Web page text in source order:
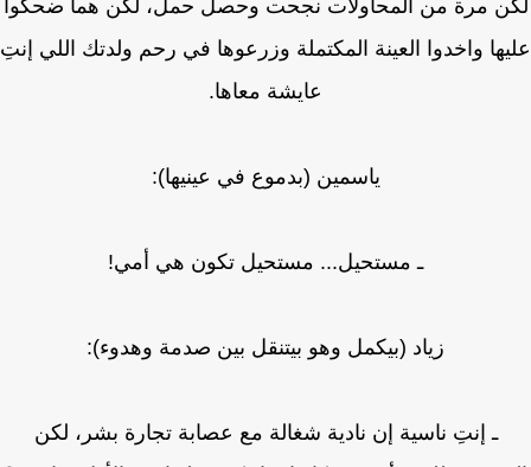
مرة من المحاولات نجحت وحصل حمل، لكن هما ضحكوا
واخدوا العينة المكتملة وزرعوها في رحم ولدتك اللي إنتِ
عايشة معاها.
ياسمين (بدموع في عينيها):
ـ مستحيل... مستحيل تكون هي أمي!
زياد (بيكمل وهو بيتنقل بين صدمة وهدوء):
ـ إنتِ ناسية إن نادية شغالة مع عصابة تجارة بشر، لكن